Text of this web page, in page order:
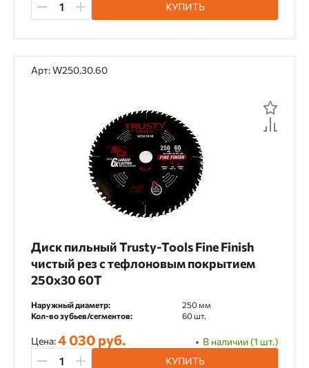
Аккумуляторы и ЗУ
Аксессуары
Буры SDS-plus
Воск технический
Держатели
Кольца переходные
Кондукторы
Коронки алмазные
Крепления для алмазных установок
Насадки-удлинители
Ножи для электрорубанка
Отрезные диски
Переходники
Пороховые патроны
Расходники
КУПИТЬ
Арт: W250.30.60
Диск пильный Trusty-Tools Fine Finish
чистый рез с тефлоновым покрытием
250х30 60T
Наружный диаметр:
250 мм
Кол-во зубьев/сегментов:
60 шт.
Цена:4 030 руб.
В наличии (1 шт.)
КУПИТЬ